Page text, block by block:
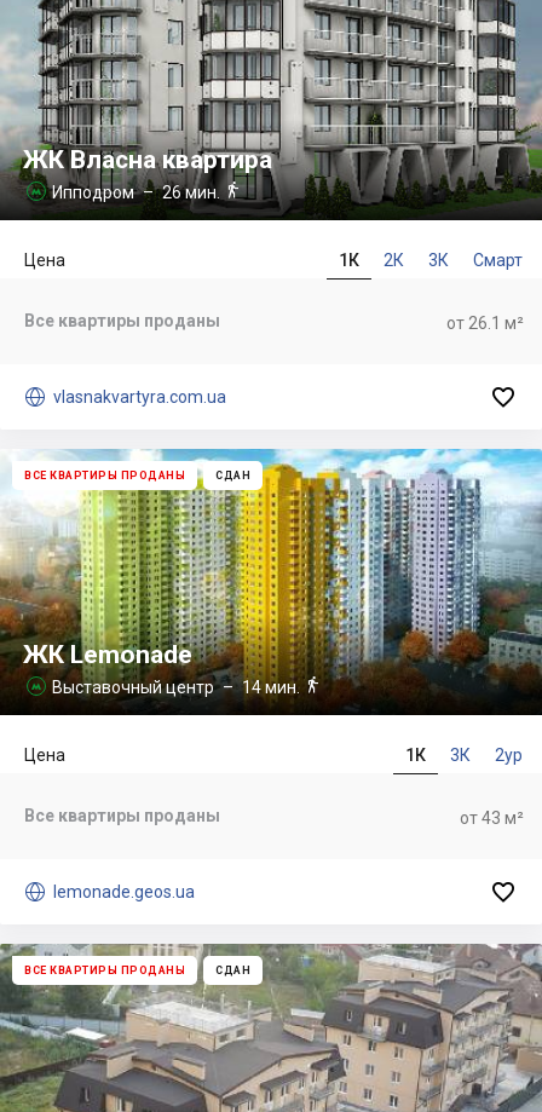
ЖК Власна квартира
 Ипподром– 26 мин. 
1К 2К 3К Смарт
Цена
от 26.1 м²
Все квартиры проданы
 vlasnakvartyra.com.ua 
ВСЕ КВАРТИРЫ ПРОДАНЫ СДАН
ЖК Lemonade
 Выставочный центр– 14 мин. 
1К 3К 2ур
Цена
от 43 м²
Все квартиры проданы
 lemonade.geos.ua 
ВСЕ КВАРТИРЫ ПРОДАНЫ СДАН